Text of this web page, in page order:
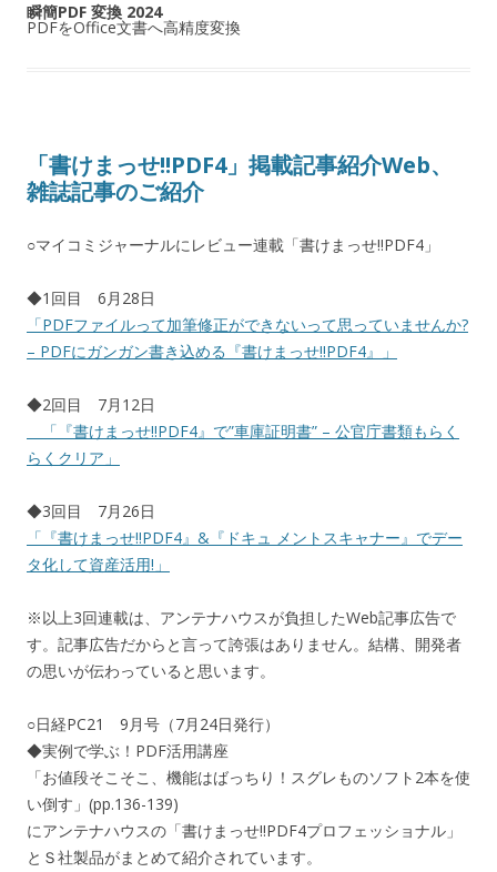
瞬簡PDF 変換 2024
PDFをOffice文書へ高精度変換
「書けまっせ!!PDF4」掲載記事紹介Web、
雑誌記事のご紹介
○マイコミジャーナルにレビュー連載「書けまっせ!!PDF4」
◆1回目 6月28日
「PDFファイルって加筆修正ができないって思っていませんか?
– PDFにガンガン書き込める『書けまっせ!!PDF4』」
◆2回目 7月12日
「『書けまっせ!!PDF4』で”車庫証明書” – 公官庁書類もらく
らくクリア」
◆3回目 7月26日
「『書けまっせ!!PDF4』&『ドキュ メントスキャナー』でデー
タ化して資産活用!」
※以上3回連載は、アンテナハウスが負担したWeb記事広告で
す。記事広告だからと言って誇張はありません。結構、開発者
の思いが伝わっていると思います。
○日経PC21 9月号（7月24日発行）
◆実例で学ぶ！PDF活用講座
「お値段そこそこ、機能はばっちり！スグレものソフト2本を使
い倒す」(pp.136-139)
にアンテナハウスの「書けまっせ!!PDF4プロフェッショナル」
とＳ社製品がまとめて紹介されています。